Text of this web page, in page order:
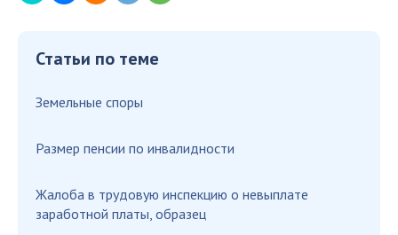
Статьи по теме
Земельные споры
Размер пенсии по инвалидности
Жалоба в трудовую инспекцию о невыплате
заработной платы, образец